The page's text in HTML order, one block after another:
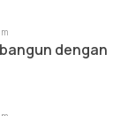
dengan